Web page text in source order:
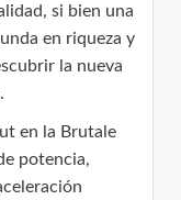
si bien una
en riqueza y
la nueva
en la Brutale
potencia,